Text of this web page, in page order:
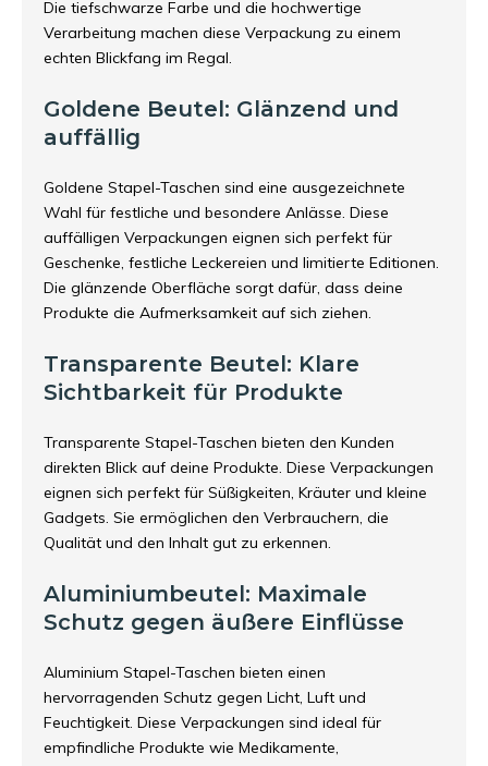
Die tiefschwarze Farbe und die hochwertige
Verarbeitung machen diese Verpackung zu einem
echten Blickfang im Regal.
Goldene Beutel: Glänzend und
auffällig
Goldene Stapel-Taschen sind eine ausgezeichnete
Wahl für festliche und besondere Anlässe. Diese
auffälligen Verpackungen eignen sich perfekt für
Geschenke, festliche Leckereien und limitierte Editionen.
Die glänzende Oberfläche sorgt dafür, dass deine
Produkte die Aufmerksamkeit auf sich ziehen.
Transparente Beutel: Klare
Sichtbarkeit für Produkte
Transparente Stapel-Taschen bieten den Kunden
direkten Blick auf deine Produkte. Diese Verpackungen
eignen sich perfekt für Süßigkeiten, Kräuter und kleine
Gadgets. Sie ermöglichen den Verbrauchern, die
Qualität und den Inhalt gut zu erkennen.
Aluminiumbeutel: Maximale
Schutz gegen äußere Einflüsse
Aluminium Stapel-Taschen bieten einen
hervorragenden Schutz gegen Licht, Luft und
Feuchtigkeit. Diese Verpackungen sind ideal für
empfindliche Produkte wie Medikamente,